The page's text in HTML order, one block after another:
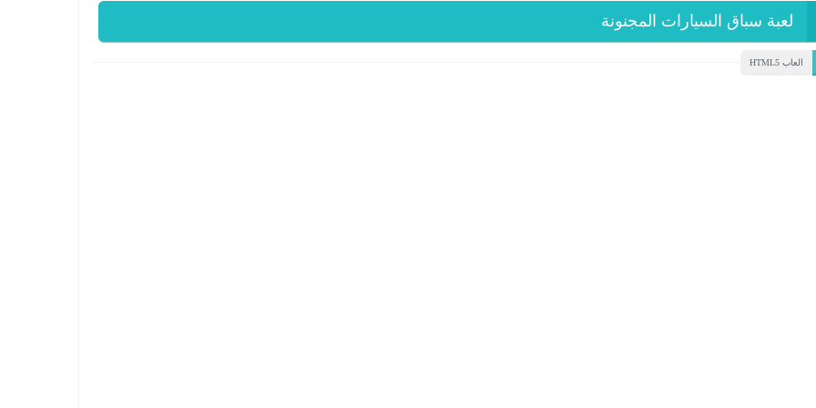
لعبة سباق السيارات المجنونة
العاب HTML5